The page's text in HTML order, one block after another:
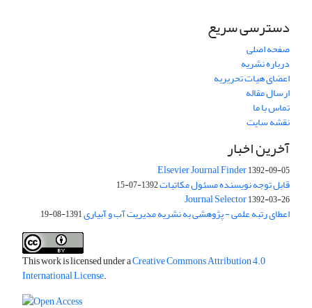
دسترسی سریع
صفحه اصلی
درباره نشریه
اعضای هیات تحریریه
ارسال مقاله
تماس با ما
نقشه سایت
آخرین اخبار
Elsevier Journal Finder1392-09-05
قابل توجه نویسنده مسئول مکاتبات1392-07-15
Journal Selector1392-03-26
اعطای رتبه علمی - پژوهشی به نشریه مدیریت آب و آبیاری1391-08-19
This work is licensed under aCreative Commons Attribution 4.0
International License.